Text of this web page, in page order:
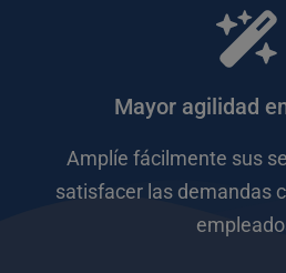
Mayor agilidad
Amplíe fácilmente sus
satisfacer las demandas